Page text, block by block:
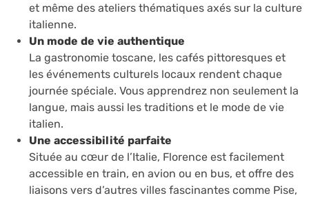
et même des ateliers thématiques axés sur la culture
italienne.
Un mode de vie authentique
La gastronomie toscane, les cafés pittoresques et
les événements culturels locaux rendent chaque
journée spéciale. Vous apprendrez non seulement la
langue, mais aussi les traditions et le mode de vie
italien.
Une accessibilité parfaite
Située au cœur de l’Italie, Florence est facilement
accessible en train, en avion ou en bus, et offre des
liaisons vers d’autres villes fascinantes comme Pise,